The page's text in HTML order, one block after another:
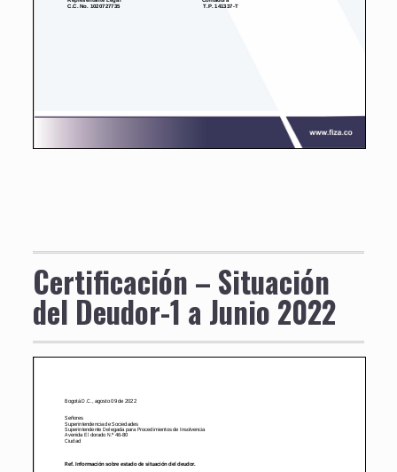
Certificación – Situación
del Deudor-1 a Junio 2022